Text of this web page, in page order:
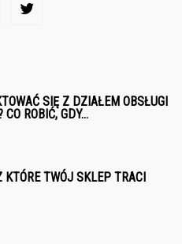
SIĘ Z DZIAŁEM OBSŁUGI
ROBIĆ, GDY...
KTÓRE TWÓJ SKLEP TRACI